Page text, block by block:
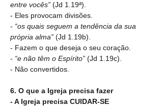
entre vocês” (Jd 1.19ª).
- Eles provocam divisões.
- “os quais seguem a tendência da sua
própria alma” (Jd 1.19b).
- Fazem o que deseja o seu coração.
- “e não têm o Espírito” (Jd 1.19c).
- Não convertidos.
6. O que a Igreja precisa fazer
- A Igreja precisa CUIDAR-SE